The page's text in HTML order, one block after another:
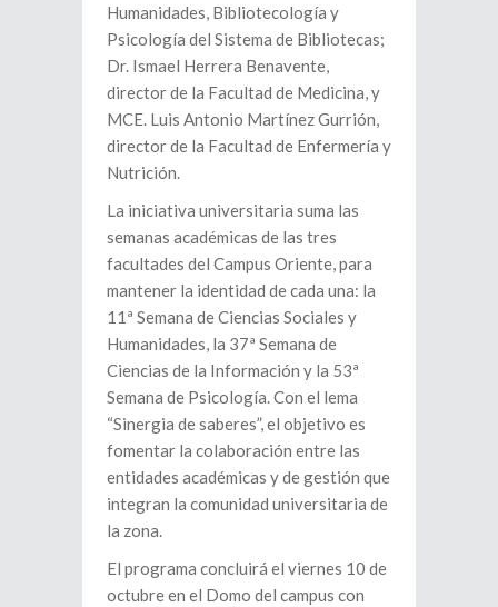
Humanidades, Bibliotecología y
Psicología del Sistema de Bibliotecas;
Dr. Ismael Herrera Benavente,
director de la Facultad de Medicina, y
MCE. Luis Antonio Martínez Gurrión,
director de la Facultad de Enfermería y
Nutrición.
La iniciativa universitaria suma las
semanas académicas de las tres
facultades del Campus Oriente, para
mantener la identidad de cada una: la
11ª Semana de Ciencias Sociales y
Humanidades, la 37ª Semana de
Ciencias de la Información y la 53ª
Semana de Psicología. Con el lema
“Sinergia de saberes”, el objetivo es
fomentar la colaboración entre las
entidades académicas y de gestión que
integran la comunidad universitaria de
la zona.
El programa concluirá el viernes 10 de
octubre en el Domo del campus con